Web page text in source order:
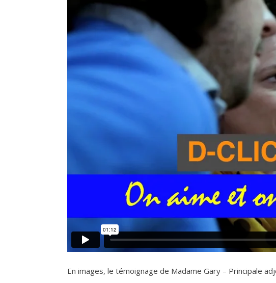
En images, le témoignage de Madame Gary – Principale